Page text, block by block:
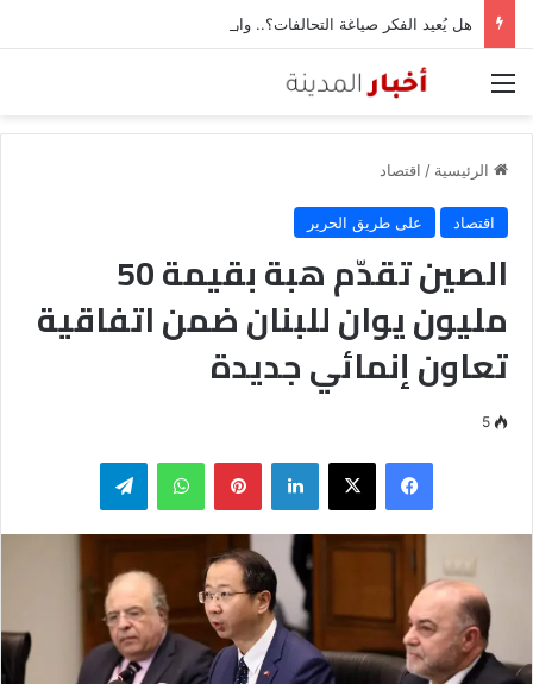
القائمة
الرئيسية / اقتصاد
اقتصاد على طريق الحرير
الصين تقدّم هبة بقيمة 50
مليون يوان للبنان ضمن اتفاقية
تعاون إنمائي جديدة
5
فيسبوك ‫X لينكدإن بينتيريستواتساب تيلقرام